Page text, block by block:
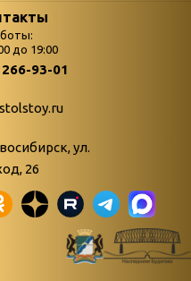
в-
поступлений
Война. Народ.
живые»
«Мне всё
снятся
до 19:00
93-01
ул.
26